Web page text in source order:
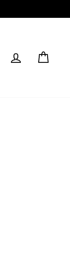
Connectez-